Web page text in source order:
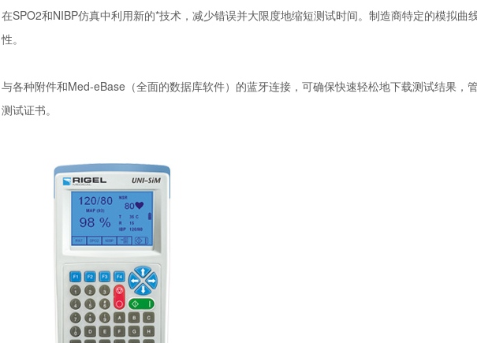
在SPO2和NIBP仿真中利用新的*技术，减少错误并大限度地缩短测试时间。制造商特定的模拟曲
性。
与各种附件和Med-eBase（全面的数据库软件）的蓝牙连接，可确保快速轻松地下载测试结果，
测试证书。